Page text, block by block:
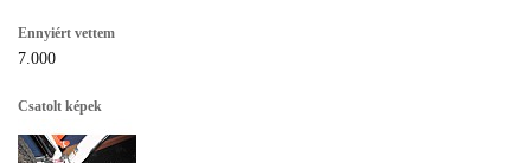
Ennyiért vettem
7.000
Csatolt képek